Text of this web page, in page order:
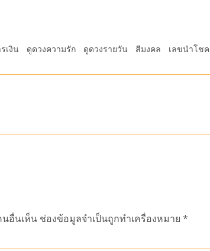
เงิน ดูดวงความรัก ดูดวงรายวัน สีมงคล เลขนำโชค
อื่นเห็น ช่องข้อมูลจำเป็นถูกทำเครื่องหมาย *